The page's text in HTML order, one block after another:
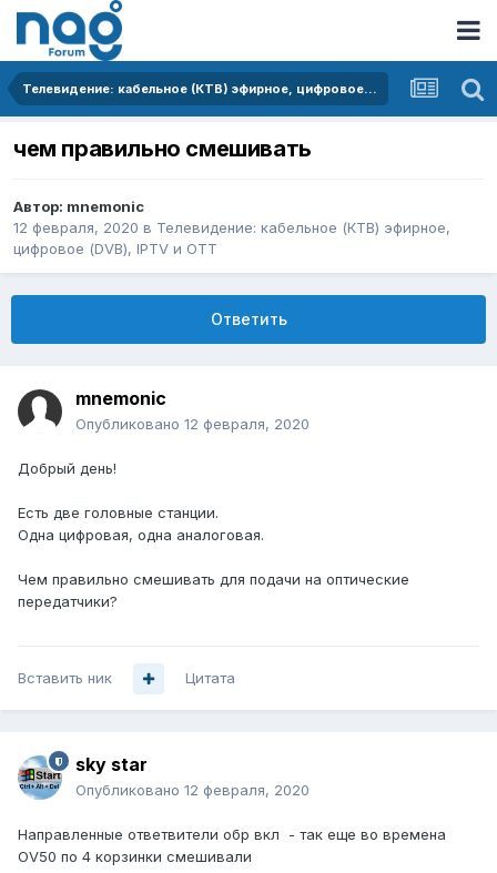
Телевидение: кабельное (КТВ) эфирное, цифровое (DVB), IPTV и OTT
чем правильно смешивать
Автор: mnemonic
12 февраля, 2020 в Телевидение: кабельное (КТВ) эфирное,
цифровое (DVB), IPTV и OTT
Ответить
mnemonic
Опубликовано 12 февраля, 2020
Добрый день!
Есть две головные станции.
Одна цифровая, одна аналоговая.
Чем правильно смешивать для подачи на оптические
передатчики?
Вставить ник Цитата
sky star
Опубликовано 12 февраля, 2020
Направленные ответвители обр вкл - так еще во времена
OV50 по 4 корзинки смешивали